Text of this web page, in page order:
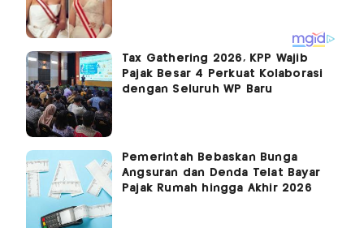
Tax Gathering 2026, KPP Wajib
Pajak Besar 4 Perkuat Kolaborasi
dengan Seluruh WP Baru
Pemerintah Bebaskan Bunga
Angsuran dan Denda Telat Bayar
Pajak Rumah hingga Akhir 2026